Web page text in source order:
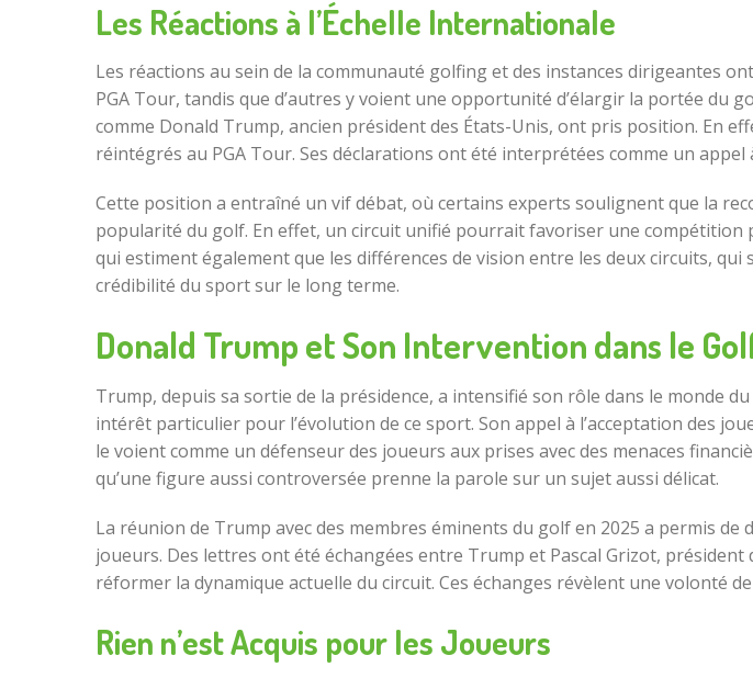
Les Réactions à l’Échelle Internationale
Les réactions au sein de la communauté golfing et des instances dirigeantes
PGA Tour, tandis que d’autres y voient une opportunité d’élargir la portée du
comme Donald Trump, ancien président des États-Unis, ont pris position. En
réintégrés au PGA Tour. Ses déclarations ont été interprétées comme un
Cette position a entraîné un vif débat, où certains experts soulignent que la
popularité du golf. En effet, un circuit unifié pourrait favoriser une
qui estiment également que les différences de vision entre les deux circuits,
crédibilité du sport sur le long terme.
Donald Trump et Son Intervention dans le
Trump, depuis sa sortie de la présidence, a intensifié son rôle dans le monde
intérêt particulier pour l’évolution de ce sport. Son appel à l’acceptation des
le voient comme un défenseur des joueurs aux prises avec des menaces
qu’une figure aussi controversée prenne la parole sur un sujet aussi délicat.
La réunion de Trump avec des membres éminents du golf en 2025 a permis
joueurs. Des lettres ont été échangées entre Trump et Pascal Grizot,
réformer la dynamique actuelle du circuit. Ces échanges révèlent une volonté
Rien n’est Acquis pour les Joueurs